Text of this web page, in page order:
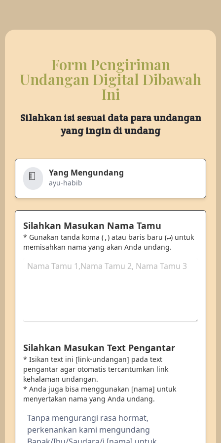
Form Pengiriman
Undangan Digital Dibawah
Ini
Silahkan isi sesuai data para undangan
yang ingin di undang
Yang Mengundang
ayu-habib
Silahkan Masukan Nama Tamu
* Gunakan tanda koma (,) atau baris baru (↵) untuk
memisahkan nama yang akan Anda undang.
Silahkan Masukan Text Pengantar
* Isikan text ini [link-undangan] pada text
pengantar agar otomatis tercantumkan link
kehalaman undangan.
* Anda juga bisa menggunakan [nama] untuk
menyertakan nama yang Anda undang.